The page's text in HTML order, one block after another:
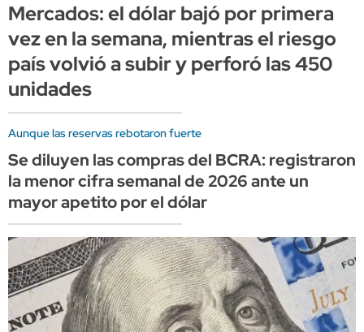
Mercados: el dólar bajó por primera
vez en la semana, mientras el riesgo
país volvió a subir y perforó las 450
unidades
Aunque las reservas rebotaron fuerte
Se diluyen las compras del BCRA: registraron
la menor cifra semanal de 2026 ante un
mayor apetito por el dólar